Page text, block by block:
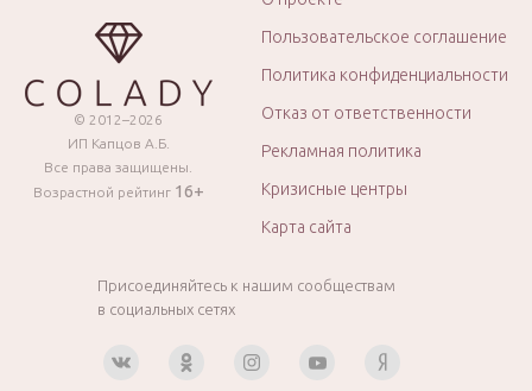
© 2012–2026
ИП Капцов А.Б.
Все права защищены.
Возрастной рейтинг 16+
Пользовательское соглашение
Политика конфиденциальности
Отказ от ответственности
Рекламная политика
Кризисные центры
Карта сайта
Присоединяйтесь к нашим сообществам
в социальных сетях